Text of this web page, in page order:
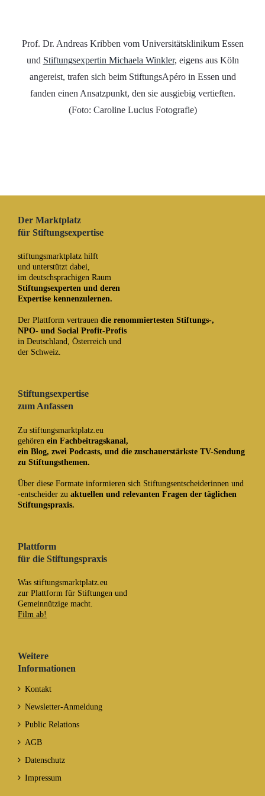
Prof. Dr. Andreas Kribben vom Universitätsklinikum Essen
und Stiftungsexpertin Michaela Winkler, eigens aus Köln
angereist, trafen sich beim StiftungsApéro in Essen und
fanden einen Ansatzpunkt, den sie ausgiebig vertieften.
(Foto: Caroline Lucius Fotografie)
Der Marktplatz
für Stiftungsexpertise
stiftungsmarktplatz hilft
und unterstützt dabei,
im deutschsprachigen Raum
Stiftungsexperten und deren
Expertise kennenzulernen.
Der Plattform vertrauen die renommiertesten Stiftungs-,
NPO- und Social Profit-Profis
in Deutschland, Österreich und
der Schweiz.
Stiftungsexpertise
zum Anfassen
Zu stiftungsmarktplatz.eu
gehören ein Fachbeitragskanal,
ein Blog, zwei Podcasts, und die zuschauerstärkste TV-Sendung
zu Stiftungsthemen.
Über diese Formate informieren sich Stiftungsentscheiderinnen und
-entscheider zu aktuellen und relevanten Fragen der täglichen
Stiftungspraxis.
Plattform
für die Stiftungspraxis
Was stiftungsmarktplatz.eu
zur Plattform für Stiftungen und
Gemeinnützige macht.
Film ab!
Weitere
Informationen
Kontakt
Newsletter-Anmeldung
Public Relations
AGB
Datenschutz
Impressum